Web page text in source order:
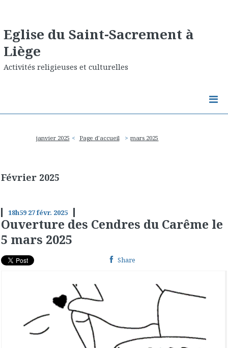
Eglise du Saint-Sacrement à
Liège
Activités religieuses et culturelles
janvier 2025 Page d'accueil mars 2025
Février 2025
18h59 27févr. 2025
Ouverture des Cendres du Carême le
5 mars 2025
Share